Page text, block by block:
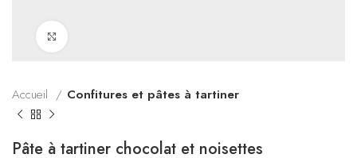
Accueil Confitures et pâtes à tartiner
Pâte à tartiner chocolat et noisettes